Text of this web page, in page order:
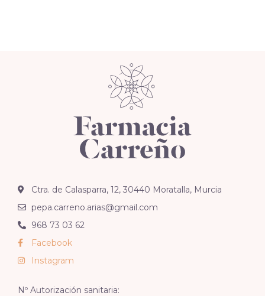
Ctra. de Calasparra, 12, 30440 Moratalla, Murcia
pepa.carreno.arias@gmail.com
968 73 03 62
Facebook
Instagram
Nº Autorización sanitaria: